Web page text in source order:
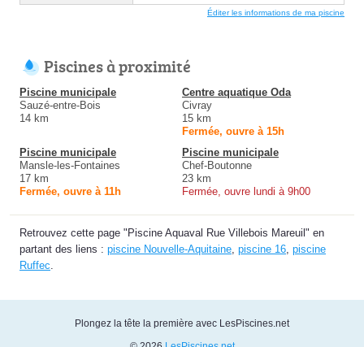
Éditer les informations de ma piscine
Piscines à proximité
Piscine municipale
Sauzé-entre-Bois
14 km
Centre aquatique Oda
Civray
15 km
Fermée, ouvre à 15h
Piscine municipale
Mansle-les-Fontaines
17 km
Fermée, ouvre à 11h
Piscine municipale
Chef-Boutonne
23 km
Fermée, ouvre lundi à 9h00
Retrouvez cette page "Piscine Aquaval Rue Villebois Mareuil" en
partant des liens : piscine Nouvelle-Aquitaine, piscine 16, piscine
Ruffec.
Plongez la tête la première avec LesPiscines.net